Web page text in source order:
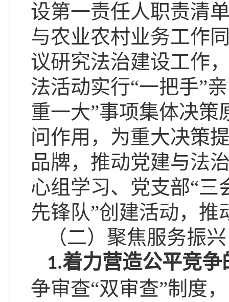
设第一责任人职责清
与农业农村业务工作
议研究法治建设工作
法活动实行“一把手”
重一大”事项集体决
问作用，为重大决策
品牌，推动党建与法
心组学习、党支部“三
先锋队”创建活动，
（二）聚焦服务振
1.着力营造公平竞争
争审查“双审查”制度